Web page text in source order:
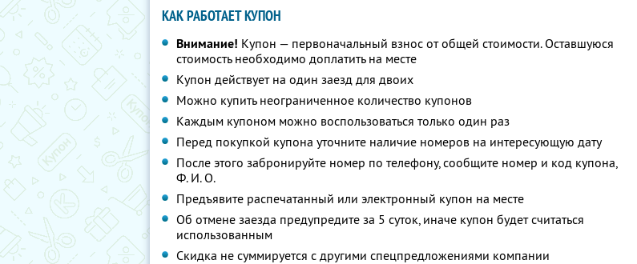
КАК РАБОТАЕТ КУПОН
Внимание! Купон — первоначальный взнос от общей стоимости. Оставшуюся
стоимость необходимо доплатить на месте
Купон действует на один заезд для двоих
Можно купить неограниченное количество купонов
Каждым купоном можно воспользоваться только один раз
Перед покупкой купона уточните наличие номеров на интересующую дату
После этого забронируйте номер по телефону, сообщите номер и код купона,
Ф. И. О.
Предъявите распечатанный или электронный купон на месте
Об отмене заезда предупредите за 5 суток, иначе купон будет считаться
использованным
Скидка не суммируется с другими спецпредложениями компании